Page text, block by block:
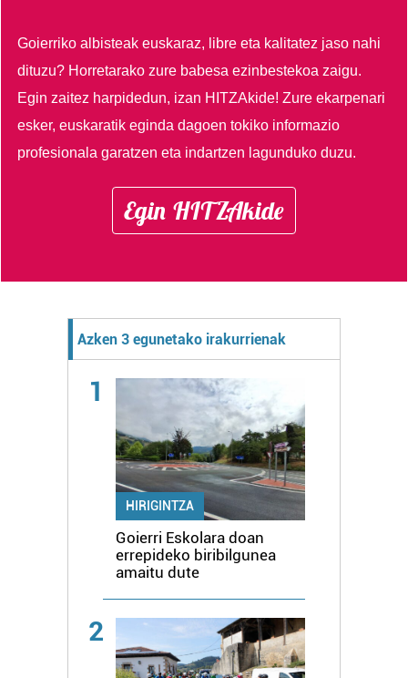
Goierriko albisteak euskaraz, libre eta kalitatez jaso nahi
dituzu? Horretarako zure babesa ezinbestekoa zaigu.
Egin zaitez harpidedun, izan HITZAkide!Zure ekarpenari
esker, euskaratik eginda dagoen tokiko informazio
profesionala garatzen eta indartzen lagunduko duzu.
Egin HITZAkide
Azken 3 egunetako irakurrienak
1
HIRIGINTZA
Goierri Eskolara doan
errepideko biribilgunea
amaitu dute
2